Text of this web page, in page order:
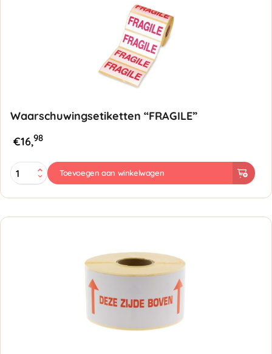
Waarschuwingsetiketten “FRAGILE”
€16,98
Waarschuwingsetiketten
"FRAGILE"
Toevoegen aan winkelwagen